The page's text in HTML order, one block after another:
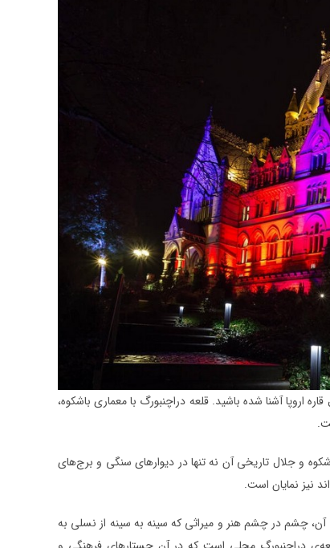
اروپا آشنا شده باشید. قلعه دراچنبورگ با معماری باشکوه،
و جلال تاریخی آن نه تنها در دیوارهای سنگی و برج‌های
نیز نمایان است.
آن، چشم در چشم هنر و میراثی که سینه به سینه از نسلی به